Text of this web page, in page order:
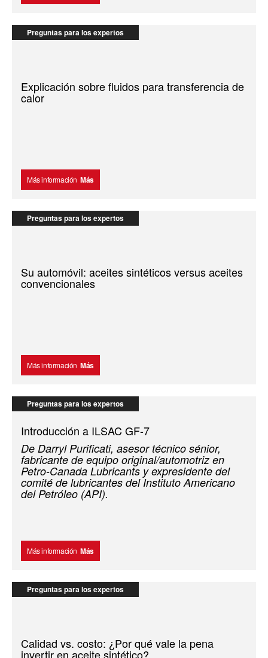
Preguntas para los expertos
Explicación sobre fluidos para transferencia de
calor
Más información Más
Preguntas para los expertos
Su automóvil: aceites sintéticos versus aceites
convencionales
Más información Más
Preguntas para los expertos
Introducción a ILSAC GF-7
De Darryl Purificati, asesor técnico sénior,
fabricante de equipo original/automotriz en
Petro-Canada Lubricants y expresidente del
comité de lubricantes del Instituto Americano
del Petróleo (API).
Más información Más
Preguntas para los expertos
Calidad vs. costo: ¿Por qué vale la pena
invertir en aceite sintético?